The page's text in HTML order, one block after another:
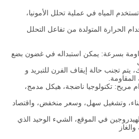
تستخدم المياه في عملية تحلل الأمونيا،
الحرارة المتولدة من تفاعل التحلل
بسرعة: يمكن استبداله في غضون بضع
يتم تجنب حالة إيقاف الفرن للتبريد و
مريح: تكنولوجيا ناضجة، هيكل مدمج،
وتشغيل سهل، وسعر منخفض، واقتصاد
في الموقع، الشيء الوحيد الذي